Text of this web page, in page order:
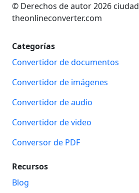
© Derechos de autor 2026 ciudad
theonlineconverter.com
Categorías
Convertidor de documentos
Convertidor de imágenes
Convertidor de audio
Convertidor de video
Conversor de PDF
Recursos
Blog